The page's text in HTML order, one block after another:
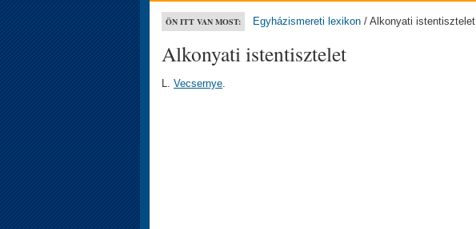
ÖN ITT VAN MOST: Egyházismereti lexikon / Alkonyati istentisztelet
Alkonyati istentisztelet
L. Vecsernye.